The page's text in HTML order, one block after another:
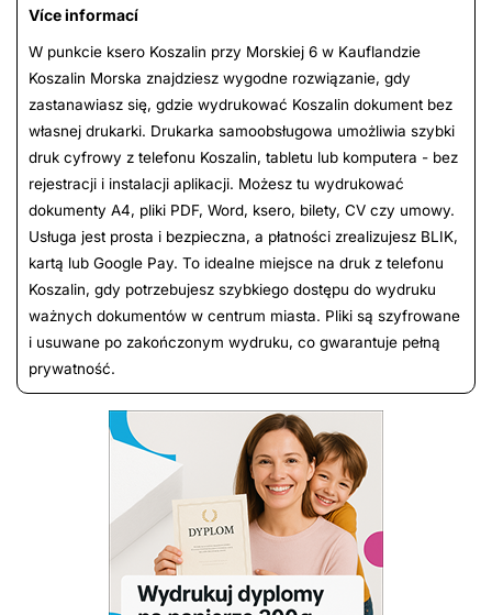
Více informací
W punkcie ksero Koszalin przy Morskiej 6 w Kauflandzie
Koszalin Morska znajdziesz wygodne rozwiązanie, gdy
zastanawiasz się, gdzie wydrukować Koszalin dokument bez
własnej drukarki. Drukarka samoobsługowa umożliwia szybki
druk cyfrowy z telefonu Koszalin, tabletu lub komputera - bez
rejestracji i instalacji aplikacji. Możesz tu wydrukować
dokumenty A4, pliki PDF, Word, ksero, bilety, CV czy umowy.
Usługa jest prosta i bezpieczna, a płatności zrealizujesz BLIK,
kartą lub Google Pay. To idealne miejsce na druk z telefonu
Koszalin, gdy potrzebujesz szybkiego dostępu do wydruku
ważnych dokumentów w centrum miasta. Pliki są szyfrowane
i usuwane po zakończonym wydruku, co gwarantuje pełną
prywatność.